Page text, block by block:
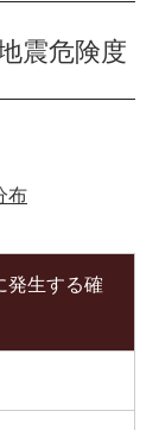
震危険度
布
発生する確